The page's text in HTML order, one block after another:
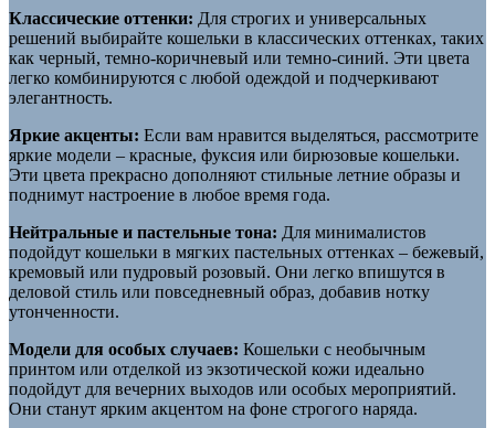
Классические оттенки: Для строгих и универсальных
решений выбирайте кошельки в классических оттенках, таких
как черный, темно-коричневый или темно-синий. Эти цвета
легко комбинируются с любой одеждой и подчеркивают
элегантность.
Яркие акценты: Если вам нравится выделяться, рассмотрите
яркие модели – красные, фуксия или бирюзовые кошельки.
Эти цвета прекрасно дополняют стильные летние образы и
поднимут настроение в любое время года.
Нейтральные и пастельные тона: Для минималистов
подойдут кошельки в мягких пастельных оттенках – бежевый,
кремовый или пудровый розовый. Они легко впишутся в
деловой стиль или повседневный образ, добавив нотку
утонченности.
Модели для особых случаев: Кошельки с необычным
принтом или отделкой из экзотической кожи идеально
подойдут для вечерних выходов или особых мероприятий.
Они станут ярким акцентом на фоне строгого наряда.